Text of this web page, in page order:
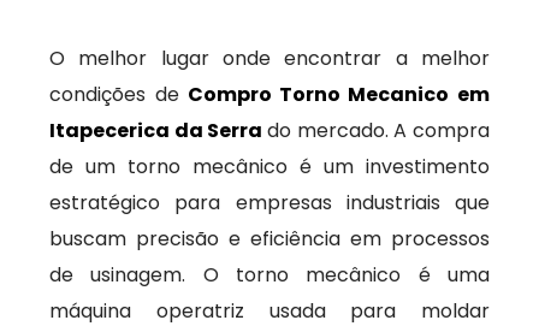
O melhor lugar onde encontrar a melhor
condições de Compro Torno Mecanico em
Itapecerica da Serra do mercado. A compra
de um torno mecânico é um investimento
estratégico para empresas industriais que
buscam precisão e eficiência em processos
de usinagem. O torno mecânico é uma
máquina operatriz usada para moldar